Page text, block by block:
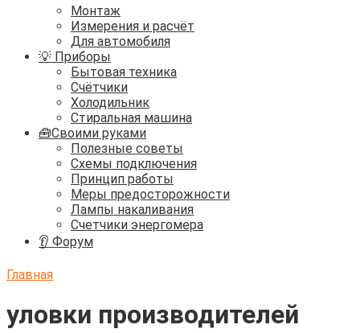
Монтаж
Измерения и расчёт
Для автомобиля
💡 Приборы
Бытовая техника
Счётчики
Холодильник
Стиральная машина
🧰Своими руками
Полезные советы
Схемы подключения
Принцип работы
Меры предосторожности
Лампы накаливания
Счетчики энергомера
👂 Форум
Главная
уловки производителей